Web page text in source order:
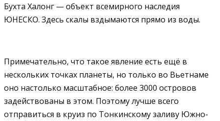
Бухта Халонг — объект всемирного наследия
ЮНЕСКО. Здесь скалы вздымаются прямо из воды.
Примечательно, что такое явление есть ещё в
нескольких точках планеты, но только во Вьетнаме
оно настолько масштабное: более 3000 островов
задействованы в этом. Поэтому лучше всего
отправиться в круиз по Тонкинскому заливу Южно-